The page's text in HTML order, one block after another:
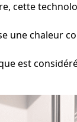
cette
une chaleur
est